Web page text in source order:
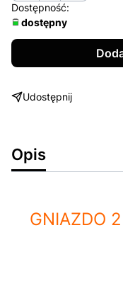
Dostępność:
dostępny
Udostępnij
Opis
GNIAZDO